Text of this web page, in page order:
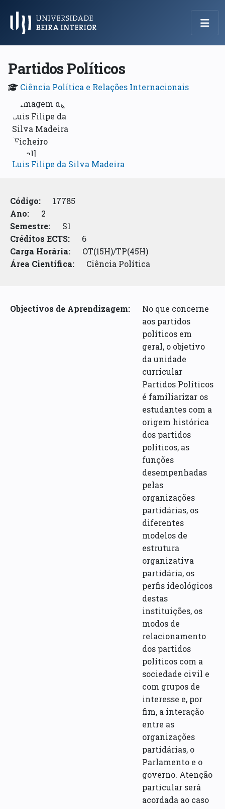
Menu Principal
Partidos Políticos
Ciência Política e Relações Internacionais
Luis Filipe da Silva Madeira
Código:
17785
Ano:
2
Semestre:
S1
Créditos ECTS:
6
Carga Horária:
OT(15H)/TP(45H)
Área Científica:
Ciência Política
Objectivos de Aprendizagem:
No que concerne
aos partidos
políticos em
geral, o objetivo
da unidade
curricular
Partidos Políticos
é familiarizar os
estudantes com a
origem histórica
dos partidos
políticos, as
funções
desempenhadas
pelas
organizações
partidárias, os
diferentes
modelos de
estrutura
organizativa
partidária, os
perfis ideológicos
destas
instituições, os
modos de
relacionamento
dos partidos
políticos com a
sociedade civil e
com grupos de
interesse e, por
fim, a interação
entre as
organizações
partidárias, o
Parlamento e o
governo. Atenção
particular será
acordada ao caso